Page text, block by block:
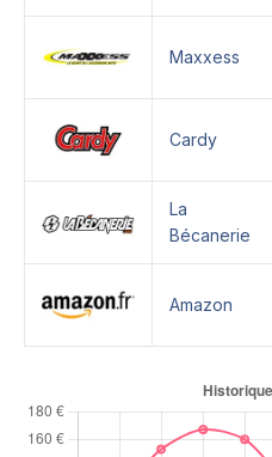
Maxxess
Cardy
La
Bécanerie
Amazon